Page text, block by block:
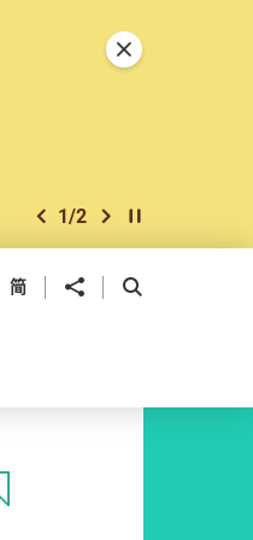
上一個
1/2 下一個開始/暫停幻燈
關閉特別通告
简 分享到 開啟搜尋框